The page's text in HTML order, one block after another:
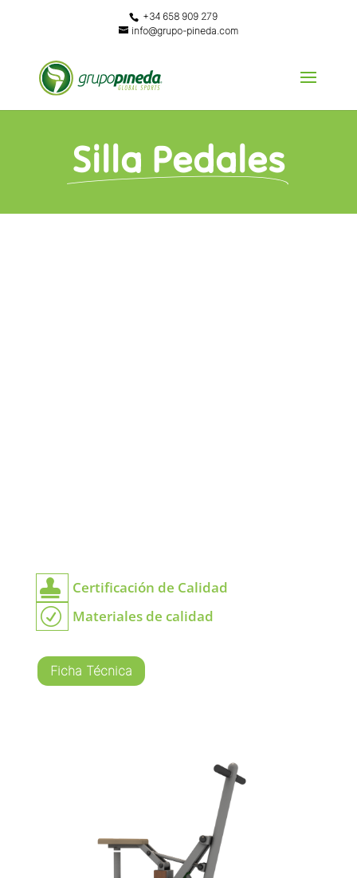
+34 658 909 279
info@grupo-pineda.com
Silla Pedales
 Certificación de Calidad
R Materiales de calidad
Ficha Técnica